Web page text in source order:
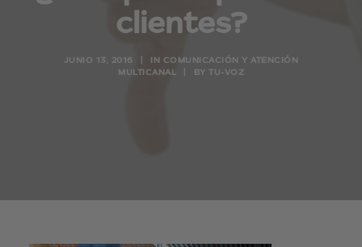
Conoce Tu-Voz
Contacto
clientes?
JUNIO 13, 2016 IN COMUNICACIÓN Y ATENCIÓN
MULTICANAL
BY TU-VOZ